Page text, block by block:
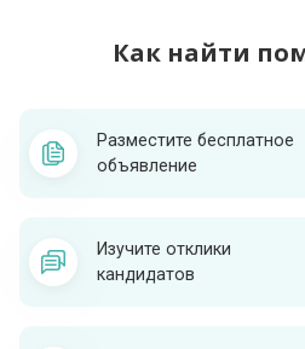
Как найти
Разместите бесплатное
объявление
Изучите отклики
кандидатов